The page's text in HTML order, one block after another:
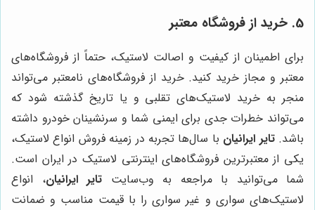
5. خرید از فروشگاه معتبر
برای اطمینان از کیفیت و اصالت لاستیک، حتماً از فروشگاه‌های
معتبر و مجاز خرید کنید. خرید از فروشگاه‌های نامعتبر می‌تواند
منجر به خرید لاستیک‌های تقلبی و یا تاریخ گذشته شود که
می‌تواند خطرات جدی برای ایمنی شما و سرنشینان خودرو داشته
باشد.تایر ایرانیان با سال‌ها تجربه در زمینه فروش انواع لاستیک،
یکی از معتبرترین فروشگاه‌های اینترنتی لاستیک در ایران است.
شما می‌توانید با مراجعه به وب‌سایت تایر ایرانیان، انواع
لاستیک‌های سواری و غیر سواری را با قیمت مناسب و ضمانت